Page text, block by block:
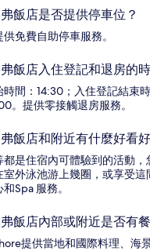
飯店是否提供停車位？
免費自助停車服務。
飯店入住登記和退房的
時間：14:30；入住登記結束
。提供零接觸退房服務。
飯店和附近有什麼好看
都是住宿內可體驗到的活動
外泳池游上幾圈，或享受這
Spa 服務。
飯店內部或附近是否有
提供當地和國際料理、海